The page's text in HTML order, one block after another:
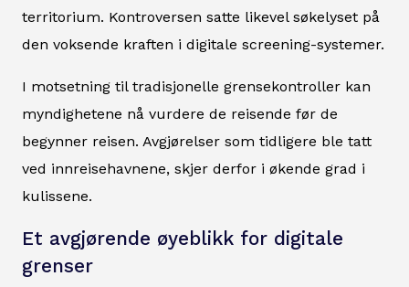
territorium. Kontroversen satte likevel søkelyset på
den voksende kraften i digitale screening-systemer.
I motsetning til tradisjonelle grensekontroller kan
myndighetene nå vurdere de reisende før de
begynner reisen. Avgjørelser som tidligere ble tatt
ved innreisehavnene, skjer derfor i økende grad i
kulissene.
Et avgjørende øyeblikk for digitale
grenser